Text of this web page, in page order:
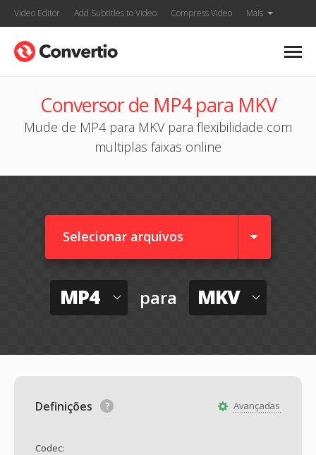
Video Editor Add Subtitles to Video Compress Video Mais
Conversor de MP4 para MKV
Mude de MP4 para MKV para flexibilidade com
multiplas faixas online
Selecionar arquivos
MP4 para MKV
Avançadas
Definições
Codec: